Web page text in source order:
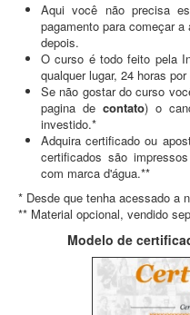
Aqui você não precisa
pagamento para começar
depois.
O curso é todo feito pela
qualquer lugar, 24 horas
Se não gostar do curso
pagina de contato) o
investido.*
Adquira certificado ou
certificados são
com marca d'água.**
* Desde que tenha acessado a
** Material opcional, vendido
Modelo de